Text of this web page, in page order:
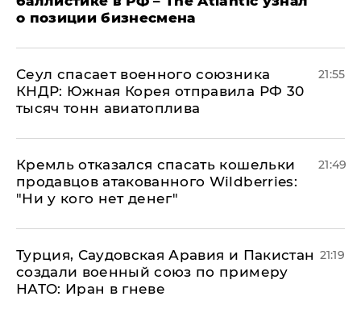
о позиции бизнесмена
​Сеул спасает военного союзника
КНДР: Южная Корея отправила РФ 30
тысяч тонн авиатоплива
21:55
Кремль отказался спасать кошельки
продавцов атакованного Wildberries:
"Ни у кого нет денег"
21:49
Турция, Саудовская Аравия и Пакистан
создали военный союз по примеру
НАТО: Иран в гневе
21:19